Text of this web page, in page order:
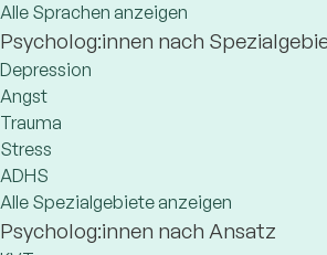
Alle Sprachen anzeigen
Psycholog:innen nach
Depression
Angst
Trauma
Stress
ADHS
Alle Spezialgebiete anzeigen
Psycholog:innen nach Ansatz